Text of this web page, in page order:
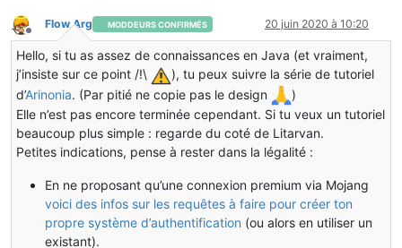
Hors-ligne
Flow Arg MODDEURS CONFIRMÉS 20 juin 2020 à 10:20
Hello, si tu as assez de connaissances en Java (et vraiment,
j’insiste sur ce point /!\
), tu peux suivre la série de tutoriel
d’Arinonia. (Par pitié ne copie pas le design
)
Elle n’est pas encore terminée cependant. Si tu veux un tutoriel
beaucoup plus simple : regarde du coté de Litarvan.
Petites indications, pense à rester dans la légalité :
En ne proposant qu’une connexion premium via Mojang
voici des infos sur les requêtes à faire pour créer ton
propre système d’authentification (ou alors en utiliser un
existant).